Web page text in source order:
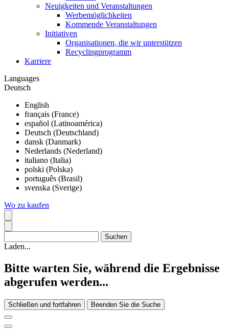
Neuigkeiten und Veranstaltungen
Werbemöglichkeiten
Kommende Veranstaltungen
Initiativen
Organisationen, die wir unterstützen
Recyclingprogramm
Karriere
Languages
Deutsch
English
français (France)
español (Latinoamérica)
Deutsch (Deutschland)
dansk (Danmark)
Nederlands (Nederland)
italiano (Italia)
polski (Polska)
português (Brasil)
svenska (Sverige)
Wo zu kaufen
Laden...
Bitte warten Sie, während die Ergebnisse
abgerufen werden...
Schließen und fortfahren Beenden Sie die Suche